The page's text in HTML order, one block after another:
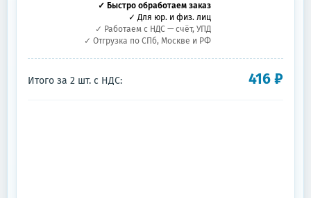
✓ Быстро обработаем заказ
✓ Для юр. и физ. лиц
✓ Работаем с НДС — счёт, УПД
✓ Отгрузка по СПб, Москве и РФ
Итого за 2 шт. с НДС: 416₽